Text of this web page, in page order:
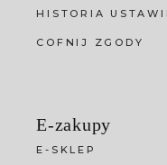
HISTORIA
COFNIJ ZGODY
E-zakupy
E-SKLEP